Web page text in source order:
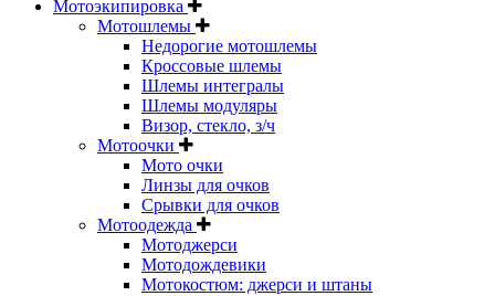
Мотоэкипировка
Мотошлемы
Недорогие мотошлемы
Кроссовые шлемы
Шлемы интегралы
Шлемы модуляры
Визор, стекло, з/ч
Мотоочки
Мото очки
Линзы для очков
Срывки для очков
Мотоодежда
Мотоджерси
Мотодождевики
Мотокостюм: джерси и штаны